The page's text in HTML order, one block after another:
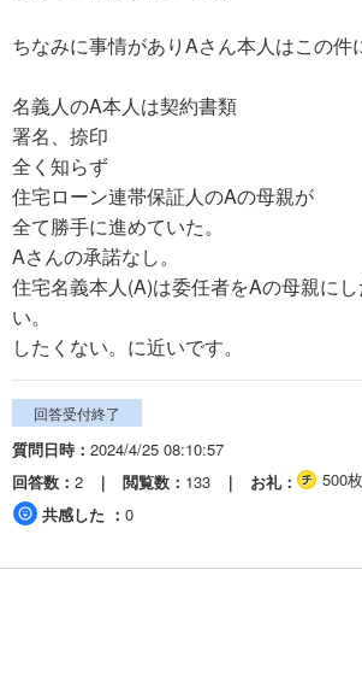
ちなみに事情がありAさん本人はこの件
名義人のA本人は契約書類
署名、捺印
全く知らず
住宅ローン連帯保証人のAの母親が
全て勝手に進めていた。
Aさんの承諾なし。
住宅名義本人(A)は委任者をAの母親に
い。
したくない。に近いです。
回答受付終了
質問日時
2024/4/25 08:10:57
回答数
2 閲覧数 133 お礼
500枚
共感した
0